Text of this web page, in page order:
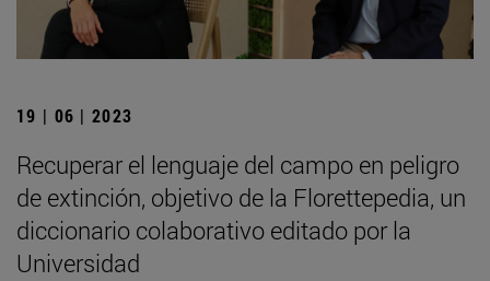
19 | 06 | 2023
Recuperar el lenguaje del campo en peligro
de extinción, objetivo de la Florettepedia, un
diccionario colaborativo editado por la
Universidad